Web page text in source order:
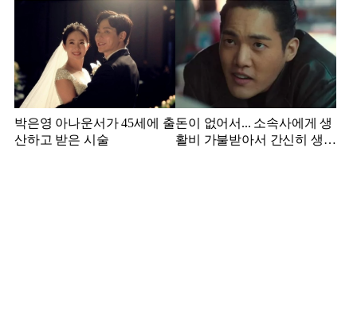
강사 아내
박은영 아나운서가 45세에 출
산하고 받은 시술
돈이 없어서... 소속사에게 생
활비 가불받아서 간신히 생활